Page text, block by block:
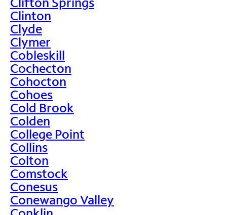
Clinton
Clyde
Clymer
Cobleskill
Cochecton
Cohocton
Cohoes
Cold Brook
Colden
College Point
Collins
Colton
Comstock
Conesus
Conewango Valley